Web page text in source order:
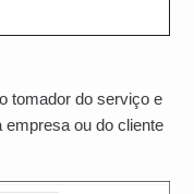
tomador do serviço e
empresa ou do cliente